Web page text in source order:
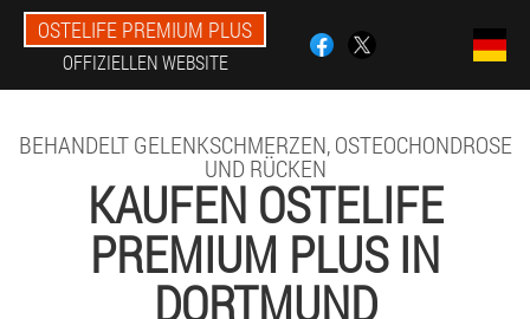
OSTELIFE PREMIUM PLUS
OFFIZIELLEN WEBSITE
BEHANDELT GELENKSCHMERZEN, OSTEOCHONDROSE
UND RÜCKEN
KAUFEN OSTELIFE
PREMIUM PLUS IN
DORTMUND